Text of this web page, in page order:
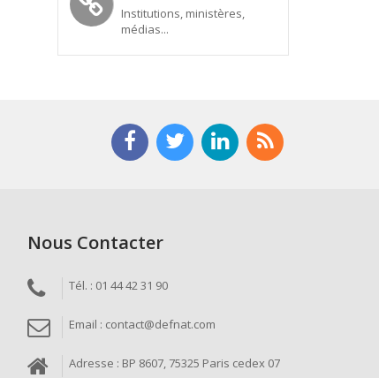
Institutions, ministères,
médias...
Nous Contacter
Tél. : 01 44 42 31 90
Email : contact@defnat.com
Adresse : BP 8607, 75325 Paris cedex 07